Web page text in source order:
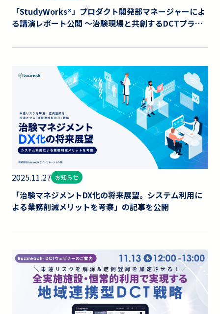
「StudyWorks®」プロダクト開発部マネージャーによ
る講演レポート公開 〜治験現場と共創するDCTプラッ
2025.11.27 お知らせ
「治験マネジメントDX化の将来展望。システム利用に
よる業務削減メリットを考察」の記事を公開